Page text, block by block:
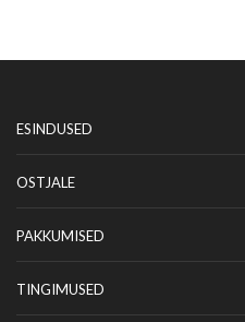
ESINDUSED
OSTJALE
PAKKUMISED
TINGIMUSED